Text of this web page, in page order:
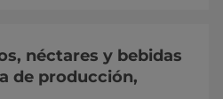
néctares y bebidas
de producción,